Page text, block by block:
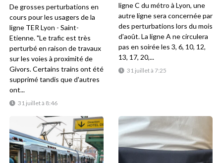
31 juillet à 8:46
De grosses perturbations en
cours pour les usagers de la
ligne TER Lyon - Saint-
Etienne. "Le trafic est très
perturbé en raison de travaux
sur les voies à proximité de
Givors. Certains trains ont été
supprimé tandis que d'autres
ont...
31 juillet à 7:25
ligne C du métro à Lyon, une
autre ligne sera concernée par
des perturbations lors du mois
d'août. La ligne A ne circulera
pas en soirée les 3, 6, 10, 12,
13, 17, 20,...